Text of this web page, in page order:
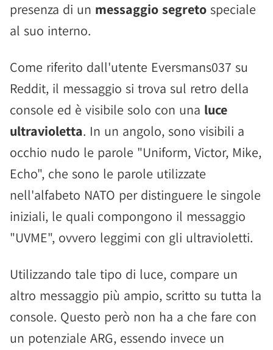
presenza di un messaggio segreto speciale
al suo interno.
Come riferito dall'utente Eversmans037 su
Reddit, il messaggio si trova sul retro della
console ed è visibile solo con una luce
ultravioletta. In un angolo, sono visibili a
occhio nudo le parole "Uniform, Victor, Mike,
Echo", che sono le parole utilizzate
nell'alfabeto NATO per distinguere le singole
iniziali, le quali compongono il messaggio
"UVME", ovvero leggimi con gli ultravioletti.
Utilizzando tale tipo di luce, compare un
altro messaggio più ampio, scritto su tutta la
console. Questo però non ha a che fare con
un potenziale ARG, essendo invece un